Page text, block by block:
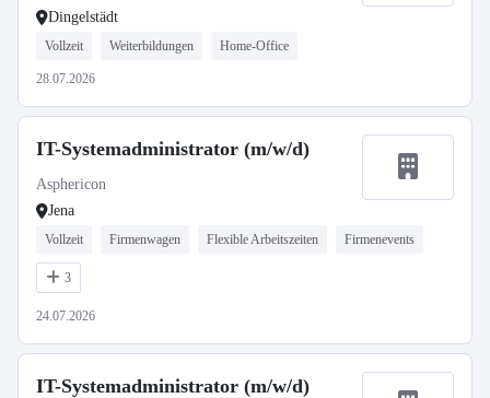
Dingelstädt
Vollzeit Weiterbildungen Home-Office
28.07.2026
IT-Systemadministrator (m/w/d)
Asphericon
Jena
Vollzeit Firmenwagen Flexible Arbeitszeiten Firmenevents
3
24.07.2026
IT-Systemadministrator (m/w/d)